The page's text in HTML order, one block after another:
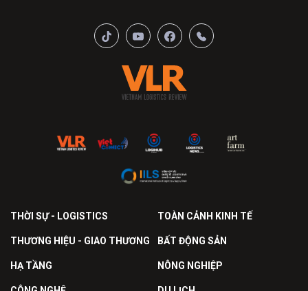
THỜI SỰ - LOGISTICS TOÀN CẢNH KINH TẾ
THƯƠNG HIỆU - GIAO THƯƠNG BẤT ĐỘNG SẢN
HẠ TẦNG NÔNG NGHIỆP